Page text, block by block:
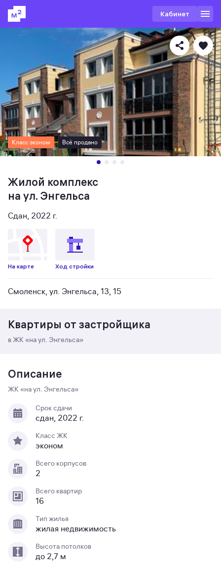
Кабинет
Класс эконом Всё продано
Жилой комплекс
на ул. Энгельса
Сдан, 2022 г.
На карте Ход стройки
Смоленск, ул. Энгельса, 13, 15
Квартиры от застройщика
в ЖК «на ул. Энгельса»
Описание
ЖК «на ул. Энгельса»
Срок сдачи
сдан, 2022 г.
Класс ЖК
эконом
Всего корпусов
2
Всего квартир
16
Тип жилья
жилая недвижимость
Высота потолков
до 2,7 м